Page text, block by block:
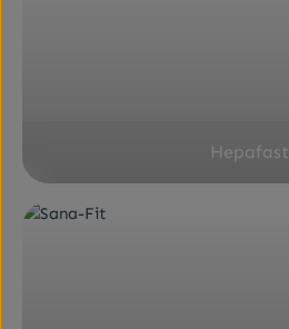
Hepafast